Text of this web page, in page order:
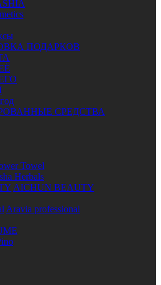
ПОДАРКОВ
СРЕДСТВА
Towel
Herbals
AICHUN BEAUTY
Aravia professional